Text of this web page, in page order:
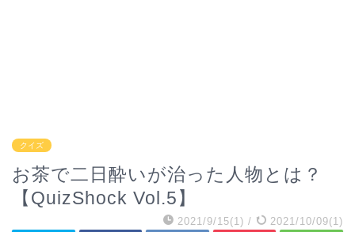
クイズ
お茶で二日酔いが治った人物とは？
【QuizShock Vol.5】
2021/9/15(1) / 2021/10/09(1)